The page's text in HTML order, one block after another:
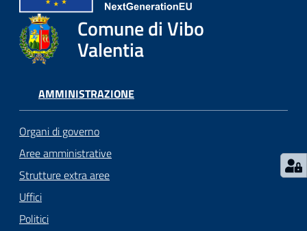
argomenti... Comune di Vibo
Valentia
AMMINISTRAZIONE
Organi di governo
Aree amministrative
Strutture extra aree
Uffici
Politici